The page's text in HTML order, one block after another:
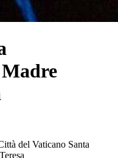
del Vaticano Santa